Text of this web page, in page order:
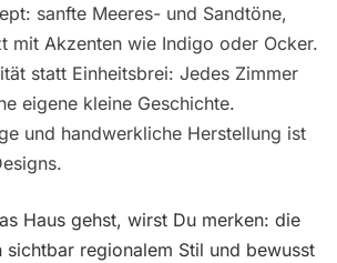
sanfte Meeres- und Sandtöne,
mit Akzenten wie Indigo oder Ocker.
statt Einheitsbrei: Jedes Zimmer
eigene kleine Geschichte.
und handwerkliche Herstellung ist
Haus gehst, wirst Du merken: die
sichtbar regionalem Stil und bewusst